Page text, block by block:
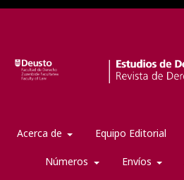
Acerca de Equipo Editorial
Números Envíos